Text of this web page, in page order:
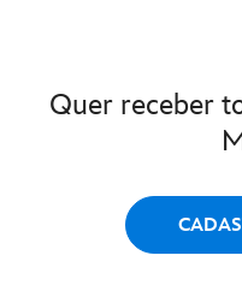
Quer receber